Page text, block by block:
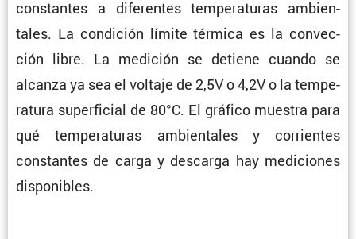
constantes a diferentes tempe­ra­turas ambien­
tales. La condi­ción límite térmica es la convec­
ción libre. La medición se detiene cuando se
alcanza ya sea el voltaje de 2,5V o 4,2V o la tempe­
ra­tura super­fi­cial de 80°C. El gráfico muestra para
qué tempe­ra­turas ambien­tales y corrientes
constantes de carga y descarga hay mediciones
disponibles.